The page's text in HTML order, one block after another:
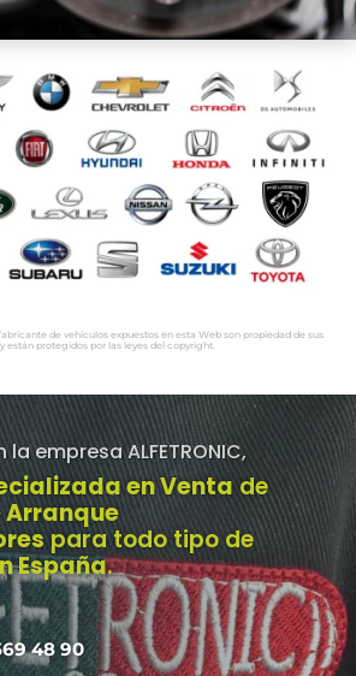
de vehículos expuestos en esta Web son propiedad de sus
están protegidos por las leyes del copyright.
la empresa ALFETRONIC,
en Venta de
Arranque
para todo tipo de
n España.
48 90